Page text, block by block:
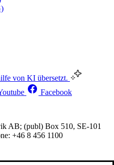
von KI übersetzt.
Facebook
AB; (publ) Box 510, SE-101
+46 8 456 1100